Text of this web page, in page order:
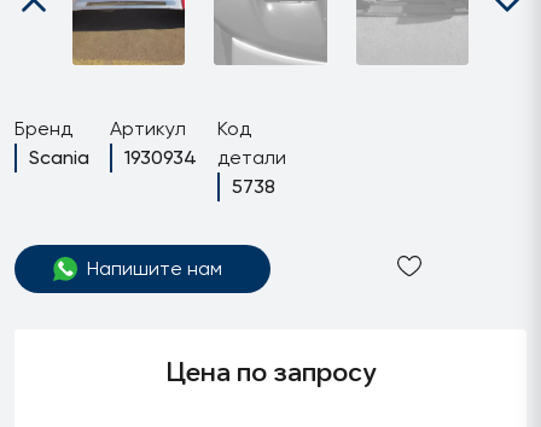
Бренд
Scania
Артикул
1930934
Код
детали
5738
Напишите нам
Цена по запросу